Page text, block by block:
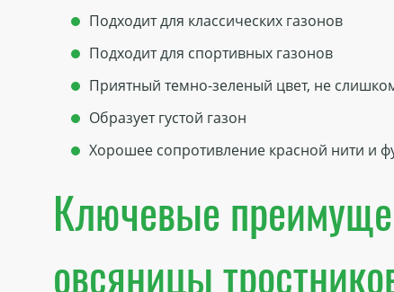
Подходит для классических газонов
Подходит для спортивных газонов
Приятный темно-зеленый цвет, не
Образует густой газон
Хорошее сопротивление красной нити и
Ключевые
овсяницы